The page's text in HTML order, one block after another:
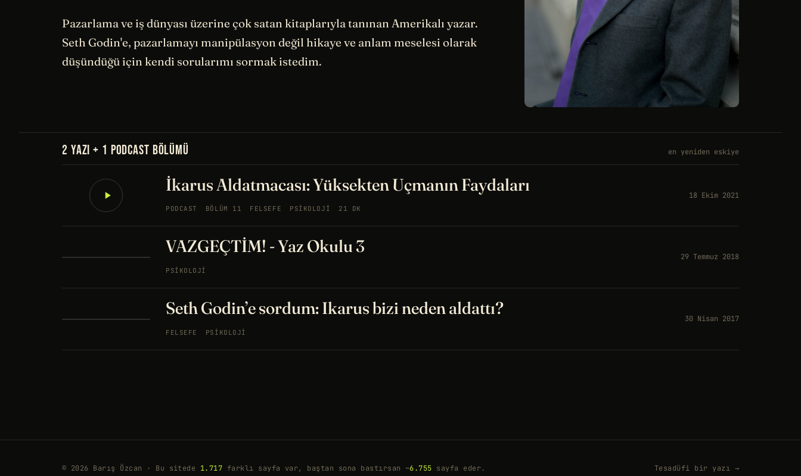
Pazarlama ve iş dünyası üzerine çok satan kitaplarıyla tanınan Amerikalı yazar.
Seth Godin'e, pazarlamayı manipülasyon değil hikaye ve anlam meselesi olarak
düşündüğü için kendi sorularımı sormak istedim.
2 YAZI + 1 PODCAST BÖLÜMÜ en yeniden eskiye
İkarus Aldatmacası: Yüksekten Uçmanın Faydaları
PODCAST BÖLÜM 11 FELSEFE PSIKOLOJI 21 DK
18 Ekim 2021
VAZGEÇTİM! - Yaz Okulu 3
PSIKOLOJI
29 Temmuz 2018
Seth Godin’e sordum: Ikarus bizi neden aldattı?
FELSEFE PSIKOLOJI
30 Nisan 2017
© 2026 Barış Özcan · Bu sitede 1.717 farklı sayfa var, baştan sona bastırsan ~6.755 sayfa eder. Tesadüfi bir yazı →